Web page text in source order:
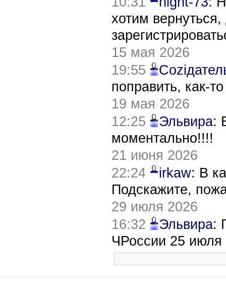
хотим
15 мая 2026
19:55
поправить, как-
19 мая 2026
12:25
Эльвира:
моментально!!!!
21 июня 2026
22:24
irkaw: В
Подскажите,
29 июля 2026
16:32
Эльвира:
ЧРоссии 25 июля